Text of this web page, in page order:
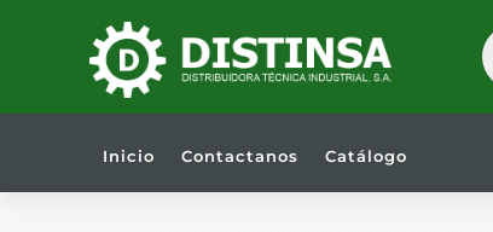
DE
Inicio Contactanos Catálogo